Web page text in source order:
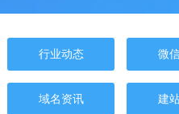
行业动态 微
域名资讯 建